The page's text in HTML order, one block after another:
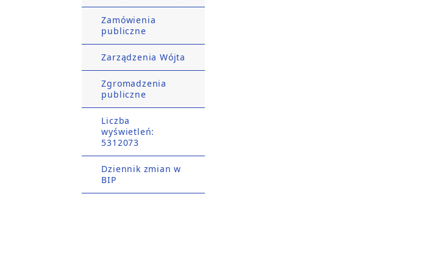
Zamówienia
publiczne
Zarządzenia Wójta
Zgromadzenia
publiczne
Liczba
wyświetleń:
5312073
Dziennik zmian w
BIP